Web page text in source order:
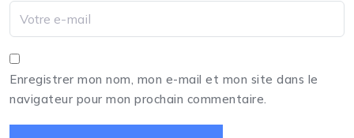
Enregistrer mon nom, mon e-mail et mon site dans le
navigateur pour mon prochain commentaire.